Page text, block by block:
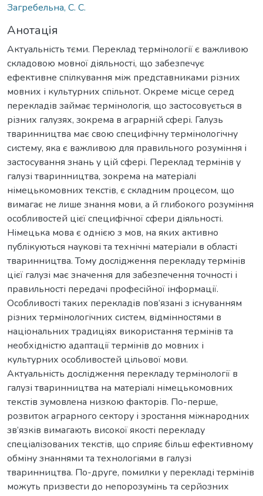
Загребельна, С. С.
Анотація
Aктуaльність тєми. Переклад термінології є важливою
складовою мовної діяльності, що забезпечує
ефективне спілкування між представниками різних
мовних і культурних спільнот. Окреме місце серед
перекладів займає термінологія, що застосовується в
різних галузях, зокрема в аграрній сфері. Галузь
тваринництва має свою специфічну термінологічну
систему, яка є важливою для правильного розуміння і
застосування знань у цій сфері. Переклад термінів у
галузі тваринництва, зокрема на матеріалі
німецькомовних текстів, є складним процесом, що
вимагає не лише знання мови, а й глибокого розуміння
особливостей цієї специфічної сфери діяльності.
Німецька мова є однією з мов, на яких активно
публікуються наукові та технічні матеріали в області
тваринництва. Тому дослідження перекладу термінів
цієї галузі має значення для забезпечення точності і
правильності передачі професійної інформації.
Особливості таких перекладів пов’язані з існуванням
різних термінологічних систем, відмінностями в
національних традиціях використання термінів та
необхідністю адаптації термінів до мовних і
культурних особливостей цільової мови.
Актуальність дослідження перекладу термінології в
галузі тваринництва на матеріалі німецькомовних
текстів зумовлена низкою факторів. По-перше,
розвиток аграрного сектору і зростання міжнародних
зв’язків вимагають високої якості перекладу
спеціалізованих текстів, що сприяє більш ефективному
обміну знаннями та технологіями в галузі
тваринництва. По-друге, помилки у перекладі термінів
можуть призвести до непорозумінь та серйозних